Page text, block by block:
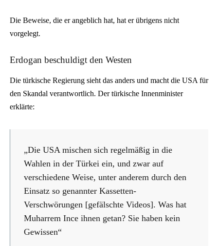
Die Beweise, die er angeblich hat, hat er übrigens nicht
vorgelegt.
Erdogan beschuldigt den Westen
Die türkische Regierung sieht das anders und macht die USA für
den Skandal verantwortlich. Der türkische Innenminister
erklärte:
„Die USA mischen sich regelmäßig in die
Wahlen in der Türkei ein, und zwar auf
verschiedene Weise, unter anderem durch den
Einsatz so genannter Kassetten-
Verschwörungen [gefälschte Videos]. Was hat
Muharrem Ince ihnen getan? Sie haben kein
Gewissen“